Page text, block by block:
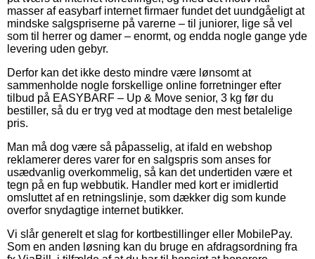
masser af easybarf internet firmaer fundet det uundgåeligt at
mindske salgspriserne på varerne – til juniorer, lige så vel
som til herrer og damer – enormt, og endda nogle gange yde
levering uden gebyr.
Derfor kan det ikke desto mindre være lønsomt at
sammenholde nogle forskellige online forretninger efter
tilbud på EASYBARF – Up & Move senior, 3 kg før du
bestiller, så du er tryg ved at modtage den mest betalelige
pris.
Man må dog være så påpasselig, at ifald en webshop
reklamerer deres varer for en salgspris som anses for
usædvanlig overkommelig, så kan det undertiden være et
tegn på en fup webbutik. Handler med kort er imidlertid
omsluttet af en retningslinje, som dækker dig som kunde
overfor snydagtige internet butikker.
Vi slår generelt et slag for kortbestillinger eller MobilePay.
Som en anden løsning kan du bruge en afdragsordning fra